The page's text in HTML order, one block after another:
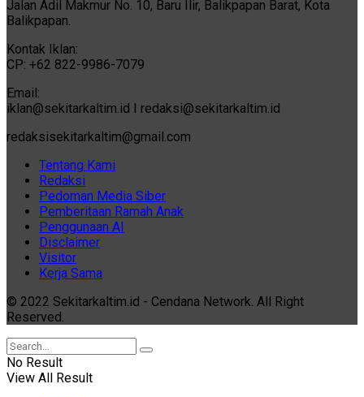
Jalan Adil Makmur No. 10, Baru Ilir, Balikpapan Barat, Kota
Balikpapan.
Kontak Iklan:
CP: +62 822-9986-7079
Email:
iklan@sekitarkaltim.id I redaksi@sekitarkaltim.id
redaksisekitarkaltim@gmail.com
Tentang Kami
Redaksi
Pedoman Media Siber
Pemberitaan Ramah Anak
Penggunaan AI
Disclaimer
Visitor
Kerja Sama
© 2022 Sekitarkaltim.id - Cendana Network. All Right
Reserved.
No Result
View All Result